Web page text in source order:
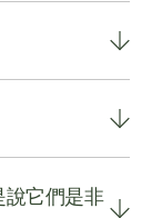
說它們是非